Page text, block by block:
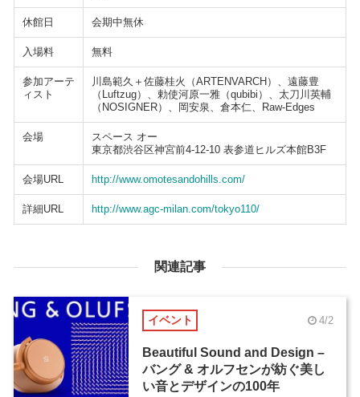
休館日 会期中無休
入場料 無料
参加アーテ
ィスト
川島範久＋佐藤桂火（ARTENVARCH）、遠藤豊
（Luftzug）、勅使河原一雅（qubibi）、太刀川英輔
（NOSIGNER）、岡安泉、倉本仁、Raw-Edges
会場
スペース オー
東京都渋谷区神宮前4-12-10 表参道ヒルズ本館B3F
会場URL http://www.omotesandohills.com/
詳細URL http://www.agc-milan.com/tokyo110/
関連記事
イベント 4/2
Beautiful Sound and Design –
バング & オルフセンが紡ぐ美し
い音とデザインの100年